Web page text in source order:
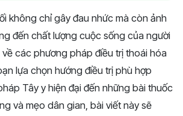
không chỉ gây đau nhức mà còn ảnh
đến chất lượng cuộc sống của người
các phương pháp điều trị thoái hóa
lựa chọn hướng điều trị phù hợp
Tây y hiện đại đến những bài thuốc
và mẹo dân gian, bài viết này sẽ